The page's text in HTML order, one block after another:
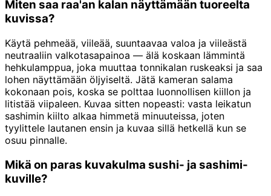
Miten saa raa'an kalan näyttämään tuoreelta
kuvissa?
Käytä pehmeää, viileää, suuntaavaa valoa ja viileästä
neutraaliin valkotasapainoa — älä koskaan lämmintä
hehkulamppua, joka muuttaa tonnikalan ruskeaksi ja saa
lohen näyttämään öljyiseltä. Jätä kameran salama
kokonaan pois, koska se polttaa luonnollisen kiillon ja
litistää viipaleen. Kuvaa sitten nopeasti: vasta leikatun
sashimin kiilto alkaa himmetä minuuteissa, joten
tyylittele lautanen ensin ja kuvaa sillä hetkellä kun se
osuu pinnalle.
Mikä on paras kuvakulma sushi- ja sashimi-
kuville?